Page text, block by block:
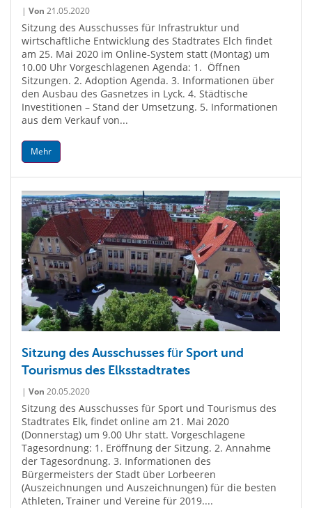
| Von 21.05.2020
Sitzung des Ausschusses für Infrastruktur und
wirtschaftliche Entwicklung des Stadtrates Elch findet
am 25. Mai 2020 im Online-System statt (Montag) um
10.00 Uhr Vorgeschlagenen Agenda: 1. Öffnen
Sitzungen. 2. Adoption Agenda. 3. Informationen über
den Ausbau des Gasnetzes in Lyck. 4. Städtische
Investitionen – Stand der Umsetzung. 5. Informationen
aus dem Verkauf von...
Mehr
Sitzung des Ausschusses für Sport und
Tourismus des Elksstadtrates
| Von 20.05.2020
Sitzung des Ausschusses für Sport und Tourismus des
Stadtrates Elk, findet online am 21. Mai 2020
(Donnerstag) um 9.00 Uhr statt. Vorgeschlagene
Tagesordnung: 1. Eröffnung der Sitzung. 2. Annahme
der Tagesordnung. 3. Informationen des
Bürgermeisters der Stadt über Lorbeeren
(Auszeichnungen und Auszeichnungen) für die besten
Athleten, Trainer und Vereine für 2019....